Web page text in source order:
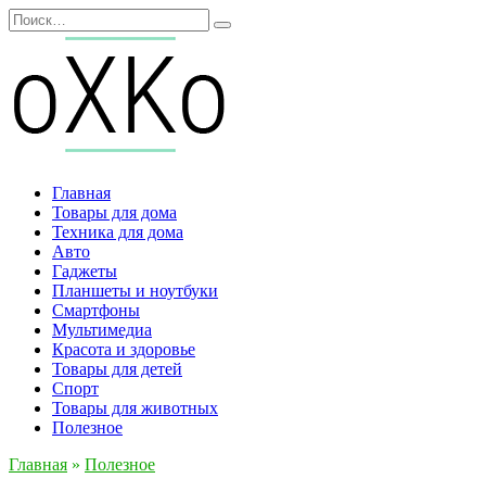
Перейти
к
содержанию
Search
for:
Главная
Товары для дома
Техника для дома
Авто
Гаджеты
Планшеты и ноутбуки
Смартфоны
Мультимедиа
Красота и здоровье
Товары для детей
Спорт
Товары для животных
Полезное
Главная » Полезное